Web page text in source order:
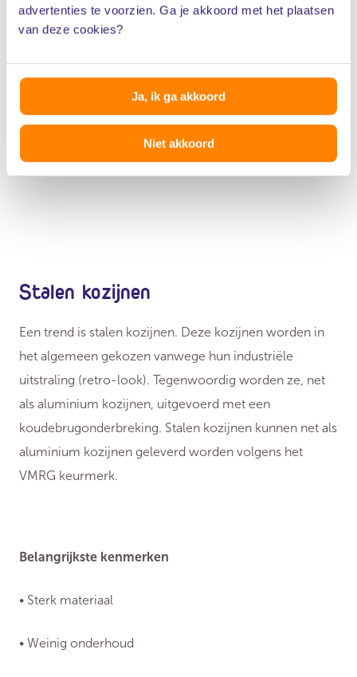
advertenties te voorzien. Ga je akkoord met het plaatsen
van deze cookies?
Ja, ik ga akkoord
Niet akkoord
• Lange levensduur
• Weinig onderhoud
Stalen kozijnen
Een trend is stalen kozijnen. Deze kozijnen worden in
het algemeen gekozen vanwege hun industriële
uitstraling (retro-look). Tegenwoordig worden ze, net
als aluminium kozijnen, uitgevoerd met een
koudebrugonderbreking. Stalen kozijnen kunnen net als
aluminium kozijnen geleverd worden volgens het
VMRG keurmerk.
Belangrijkste kenmerken
• Sterk materiaal
• Weinig onderhoud